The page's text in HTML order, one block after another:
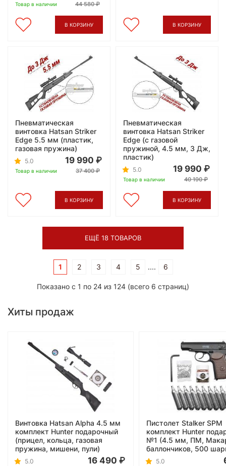
Товар в наличии 44 580
В КОРЗИНУ В КОРЗИНУ
Пневматическая
винтовка Hatsan Striker
Edge 5.5 мм (пластик,
газовая пружина)
5.0
Товар в наличии
19 990
37 400
В КОРЗИНУ
Пневматическая
винтовка Hatsan Striker
Edge (с газовой
пружиной, 4.5 мм, 3 Дж,
пластик)
5.0
Товар в наличии
19 990
40 190
В КОРЗИНУ
ЕЩЁ 18 ТОВАРОВ
1 2 3 4 5 .... 6
Показано с 1 по 24 из 124 (всего 6 страниц)
Хиты продаж
Винтовка Hatsan Alpha 4.5 мм
комплект Hunter подарочный
(прицел, кольца, газовая
пружина, мишени, пули)
5.0 16 490
Пистолет Stalker SPM
комплект Hunter
№1 (4.5 мм, ПМ,
баллончиков, 500
5.0